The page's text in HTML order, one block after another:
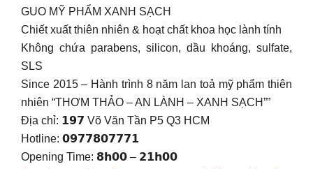
GUO MỸ PHẨM XANH SẠCH
Chiết xuất thiên nhiên & hoạt chất khoa học lành tính
Không chứa parabens, silicon, dầu khoáng, sulfate,
SLS
Since 2015 – Hành trình 8 năm lan toả mỹ phẩm thiên
nhiên “THƠM THẢO – AN LÀNH – XANH SẠCH””
Địa chỉ: 𝟭𝟵𝟳 Võ Văn Tần P5 Q3 HCM
Hotline: 𝟬𝟵𝟳𝟳𝟴𝟬𝟳𝟳𝟳𝟭
Opening Time: 𝟴𝗵𝟬𝟬 – 𝟮𝟭𝗵𝟬𝟬